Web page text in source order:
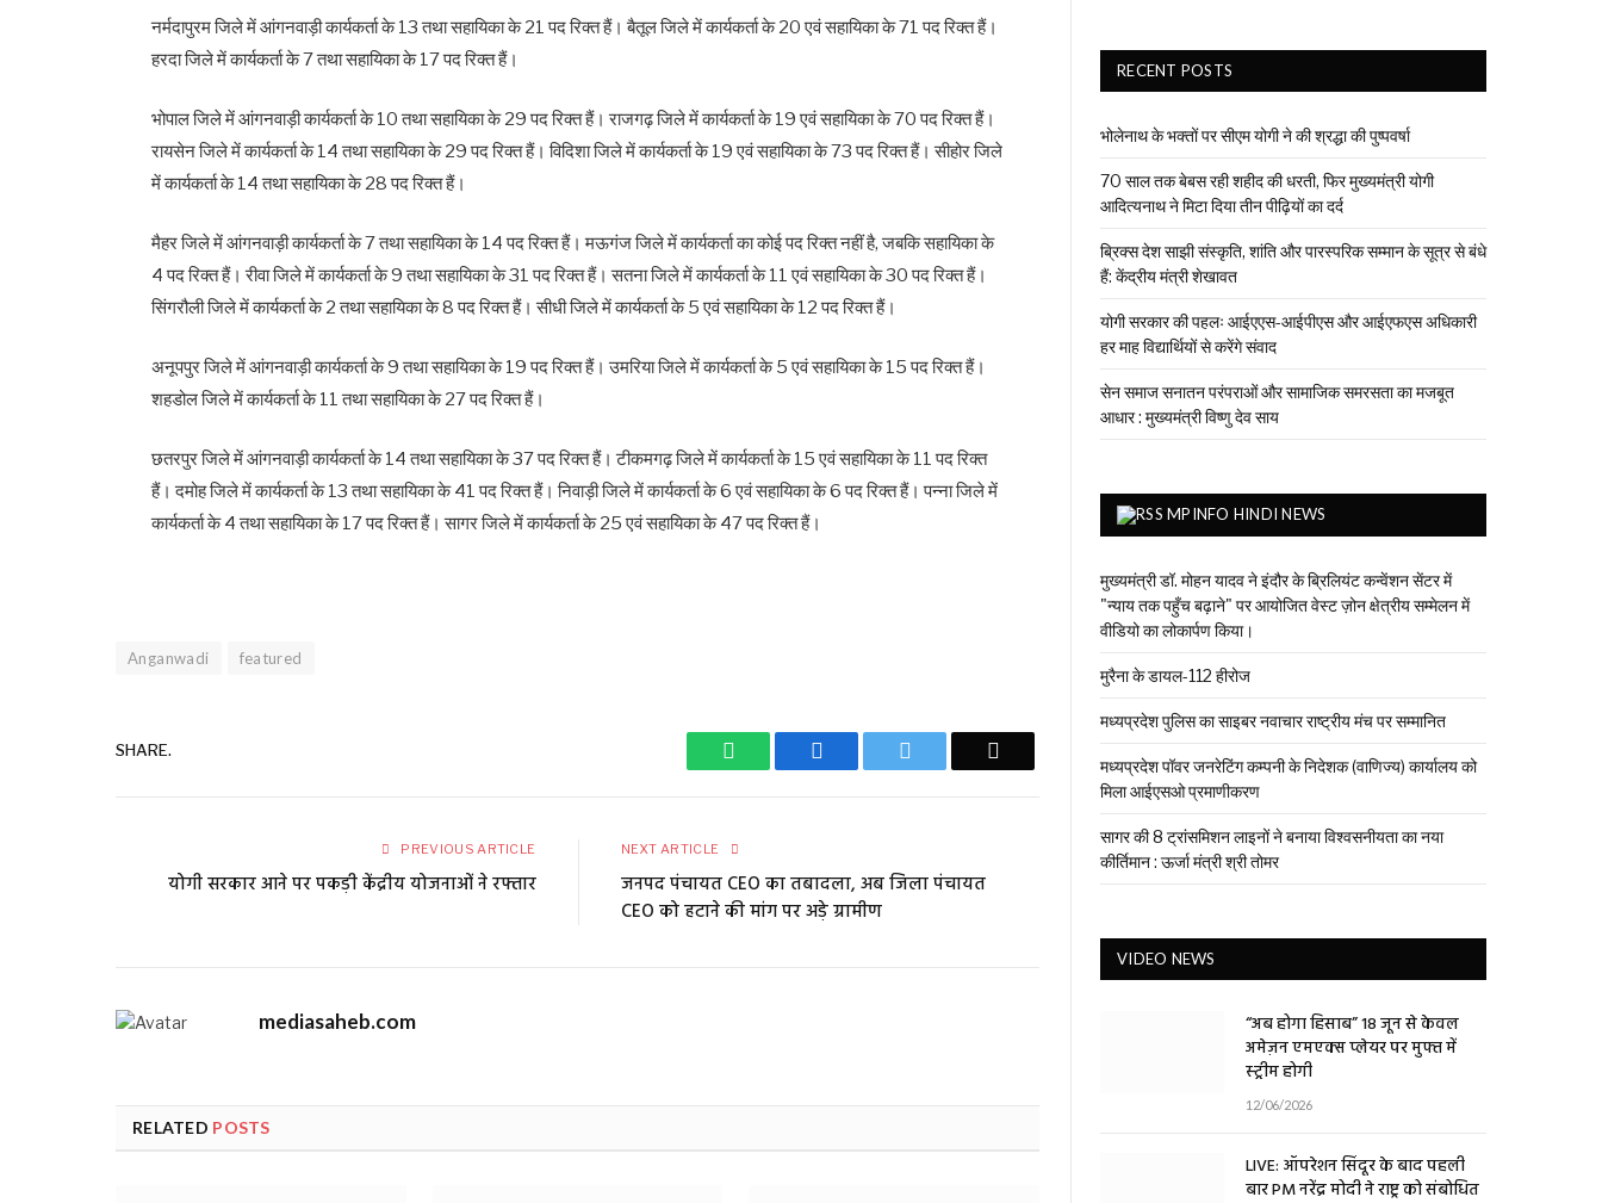
नर्मदापुरम जिले में आंगनवाड़ी कार्यकर्ता के 13 तथा सहायिका के 21 पद रिक्त हैं। बैतूल जिले में कार्यकर्ता के 20 एवं सहायिका के 71 पद रिक्त हैं।
हरदा जिले में कार्यकर्ता के 7 तथा सहायिका के 17 पद रिक्त हैं।
भोपाल जिले में आंगनवाड़ी कार्यकर्ता के 10 तथा सहायिका के 29 पद रिक्त हैं। राजगढ़ जिले में कार्यकर्ता के 19 एवं सहायिका के 70 पद रिक्त हैं।
रायसेन जिले में कार्यकर्ता के 14 तथा सहायिका के 29 पद रिक्त हैं। विदिशा जिले में कार्यकर्ता के 19 एवं सहायिका के 73 पद रिक्त हैं। सीहोर जिले
में कार्यकर्ता के 14 तथा सहायिका के 28 पद रिक्त हैं।
मैहर जिले में आंगनवाड़ी कार्यकर्ता के 7 तथा सहायिका के 14 पद रिक्त हैं। मऊगंज जिले में कार्यकर्ता का कोई पद रिक्त नहीं है, जबकि सहायिका के
4 पद रिक्त हैं। रीवा जिले में कार्यकर्ता के 9 तथा सहायिका के 31 पद रिक्त हैं। सतना जिले में कार्यकर्ता के 11 एवं सहायिका के 30 पद रिक्त हैं।
सिंगरौली जिले में कार्यकर्ता के 2 तथा सहायिका के 8 पद रिक्त हैं। सीधी जिले में कार्यकर्ता के 5 एवं सहायिका के 12 पद रिक्त हैं।
अनूपपुर जिले में आंगनवाड़ी कार्यकर्ता के 9 तथा सहायिका के 19 पद रिक्त हैं। उमरिया जिले में कार्यकर्ता के 5 एवं सहायिका के 15 पद रिक्त हैं।
शहडोल जिले में कार्यकर्ता के 11 तथा सहायिका के 27 पद रिक्त हैं।
छतरपुर जिले में आंगनवाड़ी कार्यकर्ता के 14 तथा सहायिका के 37 पद रिक्त हैं। टीकमगढ़ जिले में कार्यकर्ता के 15 एवं सहायिका के 11 पद रिक्त
हैं। दमोह जिले में कार्यकर्ता के 13 तथा सहायिका के 41 पद रिक्त हैं। निवाड़ी जिले में कार्यकर्ता के 6 एवं सहायिका के 6 पद रिक्त हैं। पन्ना जिले में
कार्यकर्ता के 4 तथा सहायिका के 17 पद रिक्त हैं। सागर जिले में कार्यकर्ता के 25 एवं सहायिका के 47 पद रिक्त हैं।
Anganwadi featured
SHARE. WhatsApp Facebook
PREVIOUS ARTICLE
योगी सरकार आने पर पकड़ी केंद्रीय योजनाओं ने रफ्तार
NEXT ARTICLE
जनपद पंचायत CEO का तबादला, अब जिला पंचायत
CEO को हटाने की मांग पर अड़े ग्रामीण
mediasaheb.com
RELATED POSTS
RECENT POSTS
भोलेनाथ के भक्तों पर सीएम योगी ने की श्रद्धा की पुष्पवर्षा
70 साल तक बेबस रही शहीद की धरती, फिर मुख्यमंत्री योगी
आदित्यनाथ ने मिटा दिया तीन पीढ़ियों का दर्द
ब्रिक्स देश साझी संस्कृति, शांति और पारस्परिक सम्मान के सूत्र से बंधे
हैं: केंद्रीय मंत्री शेखावत
योगी सरकार की पहलः आईएएस-आईपीएस और आईएफएस अधिकारी
हर माह विद्यार्थियों से करेंगे संवाद
सेन समाज सनातन परंपराओं और सामाजिक समरसता का मजबूत
आधार : मुख्यमंत्री विष्णु देव साय
MPINFO HINDI NEWS
मुख्यमंत्री डॉ. मोहन यादव ने इंदौर के ब्रिलियंट कन्वेंशन सेंटर में
"न्याय तक पहुँच बढ़ाने" पर आयोजित वेस्ट ज़ोन क्षेत्रीय सम्मेलन में
वीडियो का लोकार्पण किया।
मुरैना के डायल-112 हीरोज
मध्यप्रदेश पुलिस का साइबर नवाचार राष्ट्रीय मंच पर सम्मानित
मध्यप्रदेश पॉवर जनरेटिंग कम्पनी के निदेशक (वाणिज्य) कार्यालय को
मिला आईएसओ प्रमाणीकरण
सागर की 8 ट्रांसमिशन लाइनों ने बनाया विश्वसनीयता का नया
कीर्तिमान : ऊर्जा मंत्री श्री तोमर
VIDEO NEWS
“अब होगा हिसाब” 18 जून से केवल
अमेज़न एमएक्स प्लेयर पर मुफ्त में
स्ट्रीम होगी
12/06/2026
LIVE: ऑपरेशन सिंदूर के बाद पहली
बार PM नरेंद्र मोदी ने राष्ट्र को संबोधित